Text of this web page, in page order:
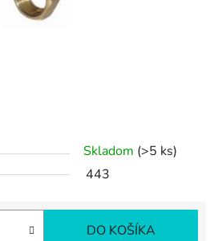
Skladom (>5 ks)
443
DO KOŠÍKA